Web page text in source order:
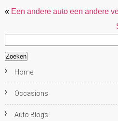
« Een andere auto een andere
Home
Occasions
Auto Blogs